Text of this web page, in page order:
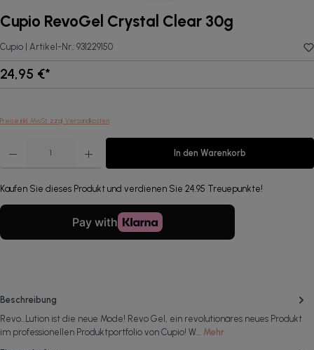
Cupio RevoGel Crystal Clear 30g
Cupio | Artikel-Nr.: 931229150
24,95 €*
Preise inkl. MwSt. zzgl. Versandkosten
Produkt Anzahl: Gib den gewünschten Wert ein oder benutze die Schaltflächen um die Anzahl zu erhöhen oder
In den Warenkorb
Kaufen Sie dieses Produkt und verdienen Sie 24.95 Treuepunkte!
Beschreibung
Revo...Lution ist die neue Mode! Revo Gel, ein revolutionäres neues Produkt
im professionellen Produktportfolio von Cupio! W… Mehr